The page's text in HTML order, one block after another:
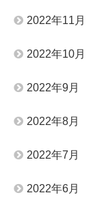
2022年11月
2022年10月
2022年9月
2022年8月
2022年7月
2022年6月